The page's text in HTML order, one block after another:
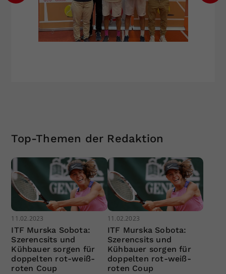
Top-Themen der Redaktion
11.02.2023
ITF Murska Sobota:
Szerencsits und
Kühbauer sorgen für
doppelten rot-weiß-
roten Coup
11.02.2023
ITF Murska Sobota:
Szerencsits und
Kühbauer sorgen für
doppelten rot-weiß-
roten Coup